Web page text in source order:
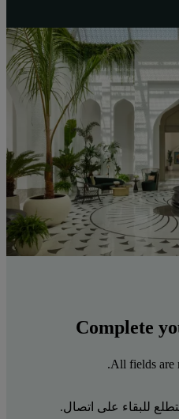
Complete
All fields are
للبقاء على اتصال.